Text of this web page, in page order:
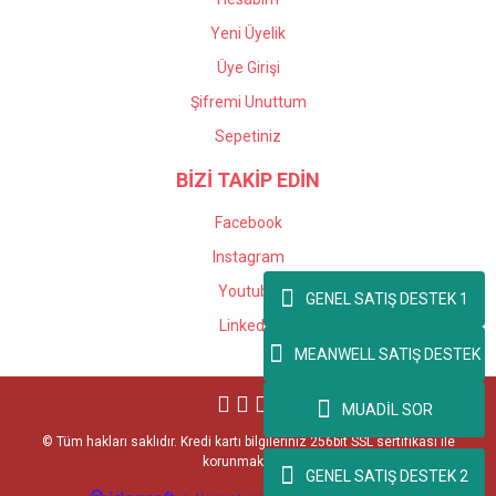
GENEL SATIŞ DESTEK 2
Yeni Üyelik
Üye Girişi
Şifremi Unuttum
Sepetiniz
BİZİ TAKİP EDİN
Facebook
Instagram
Youtube
Linkedin
© Tüm hakları saklıdır. Kredi kartı bilgileriniz 256bit SSL sertifikası ile
korunmaktadır.
GENEL SATIŞ DESTEK 1
MEANWELL SATIŞ DESTEK
MUADİL SOR